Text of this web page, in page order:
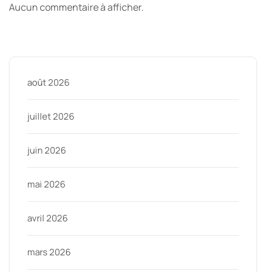
Aucun commentaire à afficher.
août 2026
juillet 2026
juin 2026
mai 2026
avril 2026
mars 2026